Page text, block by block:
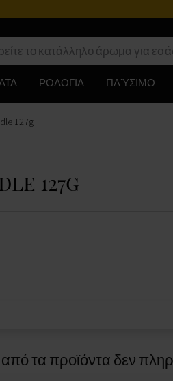
ΡΟΛΟΓΙΑ ΠΛΎΣΙΜΟ
127g
127g
τα προϊόντα δεν